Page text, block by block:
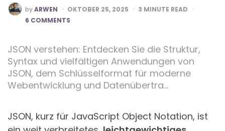
POSTED
BY
byARWEN OKTOBER 25, 2025 3 MINUTE READ
6 COMMENTS
JSON verstehen: Entdecken Sie die Struktur,
Syntax und vielfältigen Anwendungen von
JSON, dem Schlüsselformat für moderne
Webentwicklung und Datenübertra…
JSON, kurz für JavaScript Object Notation, ist